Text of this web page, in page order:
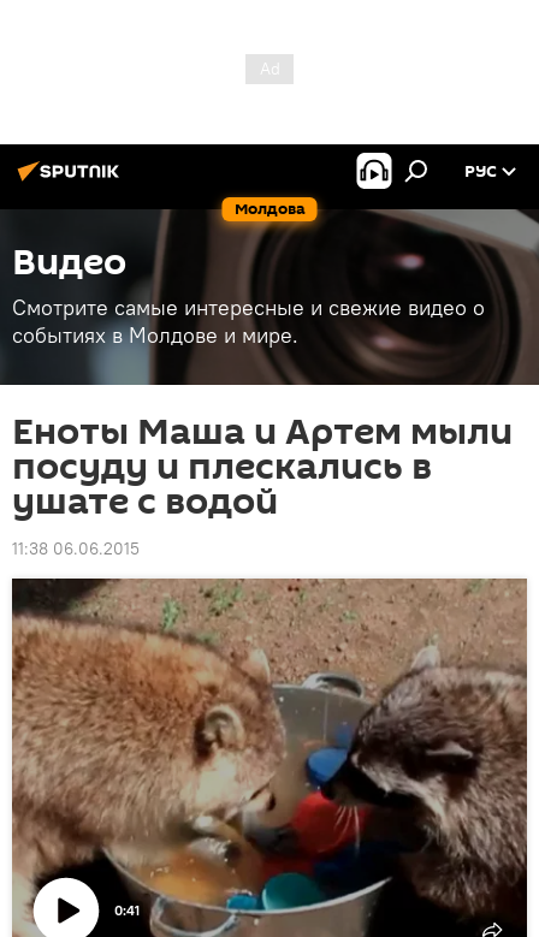
Молдова
РУС
Видео
Смотрите самые интересные и свежие видео о
событиях в Молдове и мире.
Еноты Маша и Артем мыли
посуду и плескались в
ушате с водой
11:38 06.06.2015
0:41